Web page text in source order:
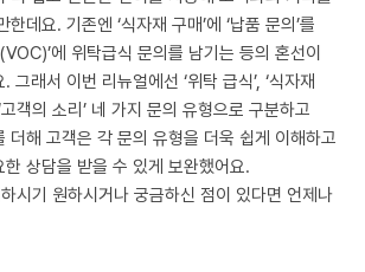
데요. 기존엔 ‘식자재 구매’에 ‘납품 문의’를
에 위탁급식 문의를 남기는 등의 혼선이
그래서 이번 리뉴얼에선 ‘위탁 급식’, ‘식자재
고객의 소리’ 네 가지 문의 유형으로 구분하고
더해 고객은 각 문의 유형을 더욱 쉽게 이해하고
상담을 받을 수 있게 보완했어요.
시기 원하시거나 궁금하신 점이 있다면 언제나